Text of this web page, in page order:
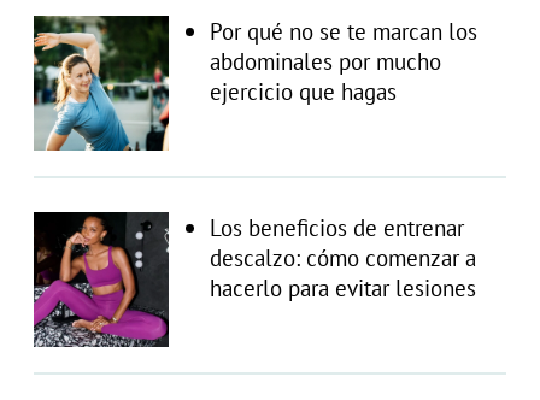
Por qué no se te marcan los
abdominales por mucho
ejercicio que hagas
Los beneficios de entrenar
descalzo: cómo comenzar a
hacerlo para evitar lesiones